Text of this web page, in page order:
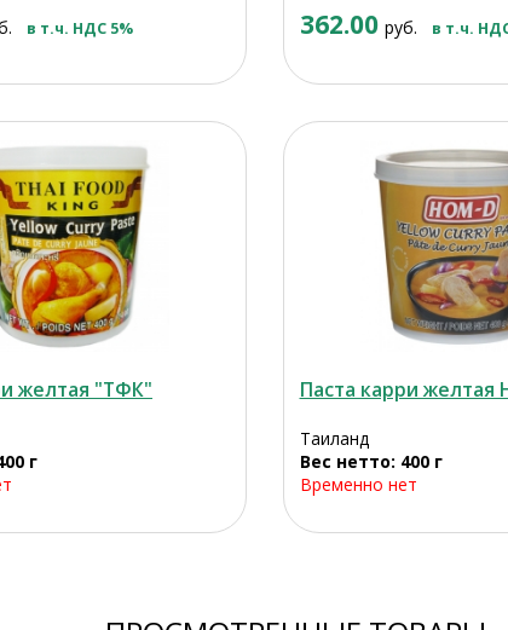
в т.ч. НДС 5% 362.00 руб. в т.ч.
желтая "ТФК"
г
Паста карри желтая
Таиланд
Вес нетто: 400 г
Временно нет